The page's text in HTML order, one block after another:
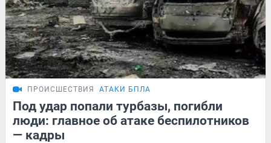
ПРОИСШЕСТВИЯ АТАКИ БПЛА
Под удар попали турбазы, погибли
люди: главное об атаке беспилотников
— кадры